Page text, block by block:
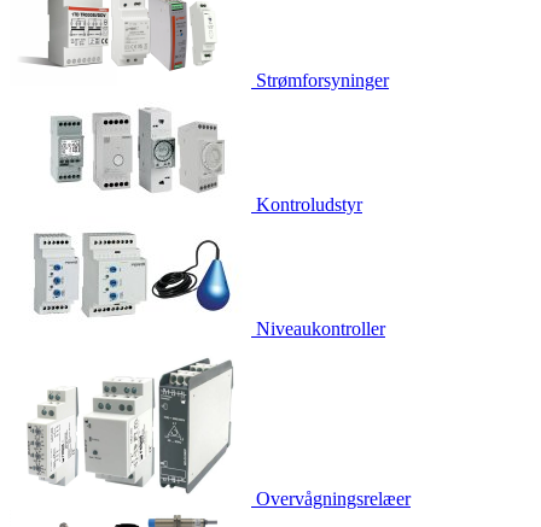
Strømforsyninger
Kontroludstyr
Niveaukontroller
Overvågningsrelæer